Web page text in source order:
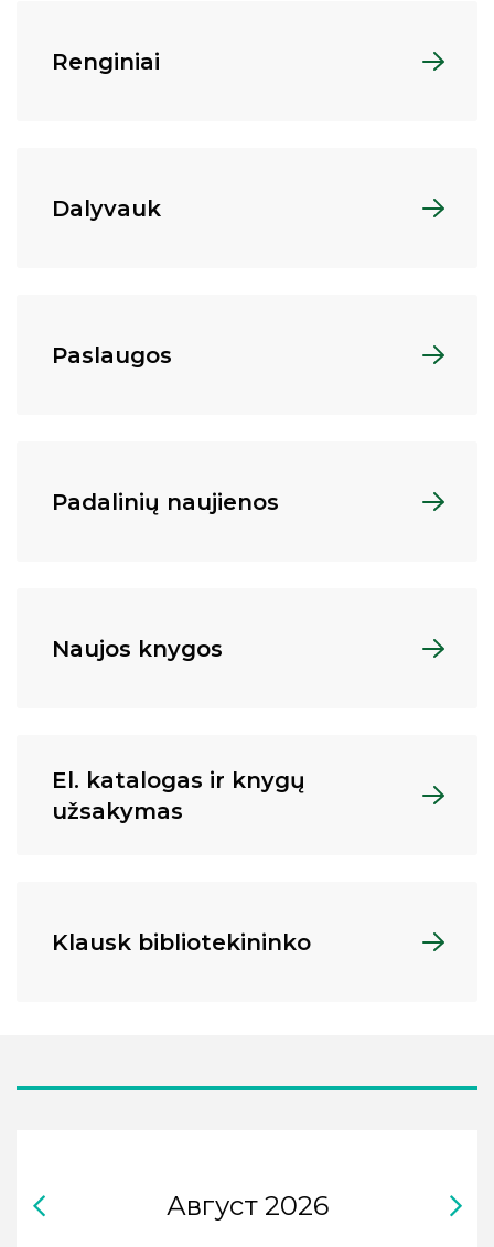
Renginiai
Dalyvauk
Paslaugos
Padalinių naujienos
Naujos knygos
El. katalogas ir knygų
užsakymas
Klausk bibliotekininko
Август 2026